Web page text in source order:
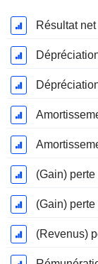
Période
Fiscale:
Décembre
Résultat net
(Gain)
(Revenus)